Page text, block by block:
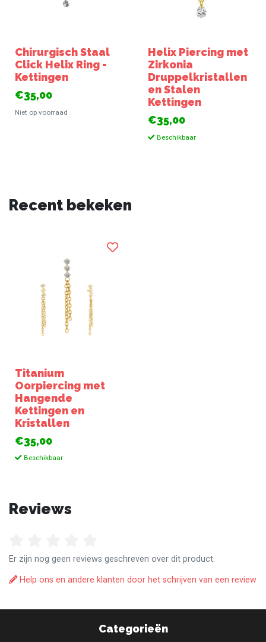
Chirurgisch Staal
Click Helix Ring -
Kettingen
€35,00
Niet op voorraad
Helix Piercing met
Zirkonia
Druppelkristallen
en Stalen
Kettingen
€35,00
Beschikbaar
Recent bekeken
Titanium
Oorpiercing met
Hangende
Kettingen en
Kristallen
€35,00
Beschikbaar
Reviews
Er zijn nog geen reviews geschreven over dit product.
Help ons en andere klanten door het schrijven van een review
Categorieën